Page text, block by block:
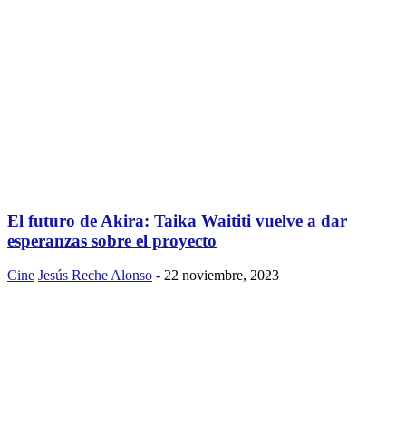
El futuro de Akira: Taika Waititi vuelve a dar
esperanzas sobre el proyecto
Cine Jesús Reche Alonso - 22 noviembre, 2023